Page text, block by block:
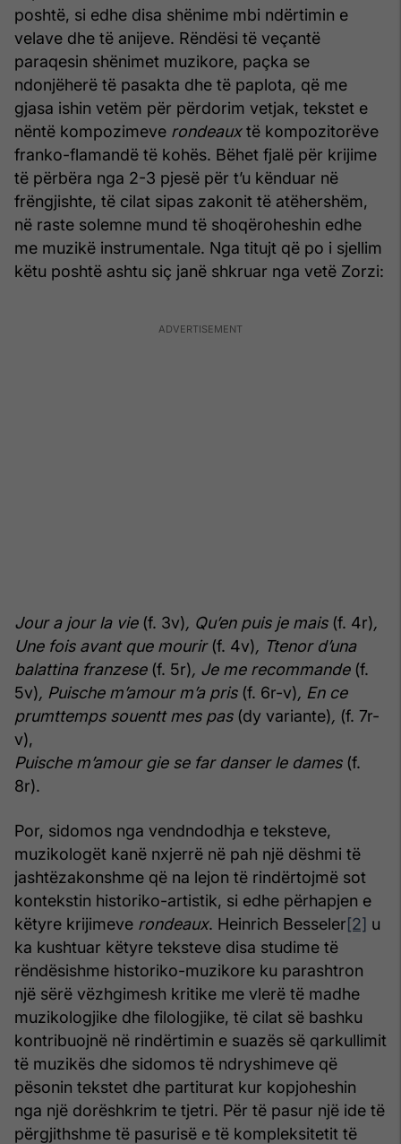
poshtë, si edhe disa shënime mbi ndërtimin e
velave dhe të anijeve. Rëndësi të veçantë
paraqesin shënimet muzikore, paçka se
ndonjëherë të pasakta dhe të paplota, që me
gjasa ishin vetëm për përdorim vetjak, tekstet e
nëntë kompozimeve rondeauxtë kompozitorëve
franko-flamandë të kohës. Bëhet fjalë për krijime
të përbëra nga 2-3 pjesë për t’u kënduar në
frëngjishte, të cilat sipas zakonit të atëhershëm,
në raste solemne mund të shoqëroheshin edhe
me muzikë instrumentale. Nga titujt që po i sjellim
këtu poshtë ashtu siç janë shkruar nga vetë Zorzi:
Jour a jour la vie (f. 3v), Qu’en puis je mais (f. 4r),
Une fois avant que mourir (f. 4v), Ttenor d’una
balattina franzese (f. 5r), Je me recommande (f.
5v), Puische m’amour m’a pris (f. 6r-v), En ce
prumttemps souentt mes pas (dy variante), (f. 7r-
v),
Puische m’amour gie se far danser le dames (f.
8r).
Por, sidomos nga vendndodhja e teksteve,
muzikologët kanë nxjerrë në pah një dëshmi të
jashtëzakonshme që na lejon të rindërtojmë sot
kontekstin historiko-artistik, si edhe përhapjen e
këtyre krijimeve rondeaux. Heinrich Besseler[2] u
ka kushtuar këtyre teksteve disa studime të
rëndësishme historiko-muzikore ku parashtron
një sërë vëzhgimesh kritike me vlerë të madhe
muzikologjike dhe filologjike, të cilat së bashku
kontribuojnë në rindërtimin e suazës së qarkullimit
të muzikës dhe sidomos të ndryshimeve që
pësonin tekstet dhe partiturat kur kopjoheshin
nga një dorëshkrim te tjetri. Për të pasur një ide të
përgjithshme të pasurisë e të kompleksitetit të